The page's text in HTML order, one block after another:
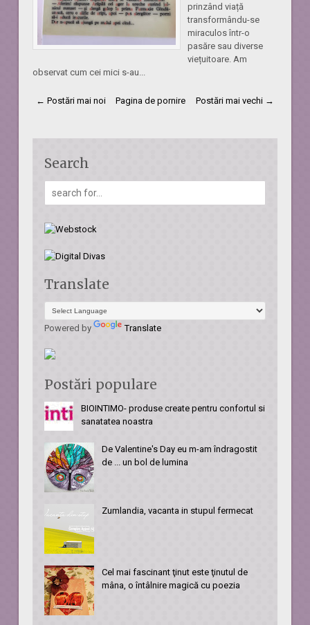
prinzând viață
transformându-se
miraculos într-o
pasăre sau diverse
viețuitoare. Am
observat cum cei mici s-au...
← Postări mai noi Postări mai vechi →
Pagina de pornire
Search
Translate
Powered by Translate
Postări populare
BIOINTIMO- produse create pentru confortul si
sanatatea noastra
De Valentine's Day eu m-am îndragostit
de ... un bol de lumina
Zumlandia, vacanta in stupul fermecat
Cel mai fascinant ţinut este ţinutul de
mâna, o întâlnire magică cu poezia